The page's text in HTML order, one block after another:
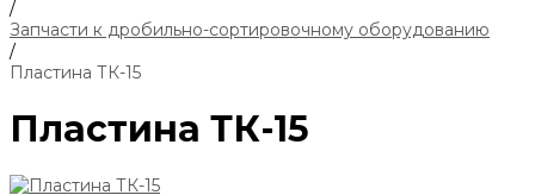
/
Запчасти к дробильно-сортировочному оборудованию
/
Пластина ТК-15
Пластина ТК-15